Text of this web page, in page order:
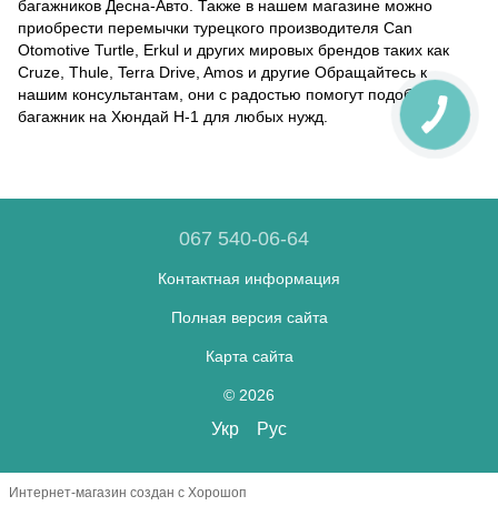
багажников Десна-Авто. Также в нашем магазине можно
приобрести перемычки турецкого производителя Can
Otomotive Turtle, Erkul и других мировых брендов таких как
Cruze, Thule, Terra Drive, Amos и другие Обращайтесь к
нашим консультантам, они с радостью помогут подобрать
багажник на Хюндай Н-1 для любых нужд.
067 540-06-64
Контактная информация
Полная версия сайта
Карта сайта
© 2026
Укр Рус
Интернет-магазин создан с Хорошоп